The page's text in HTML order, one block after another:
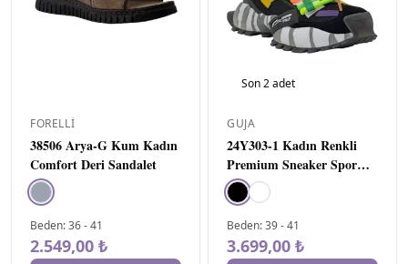
Guja
5
RENK▾
FORELLI
38506 Arya-G Kum Kadın
Comfort Deri Sandalet
Beden:36-41
2.549,00 ₺
Son2adet
GUJA
24Y303-1 Kadın Renkli
Premium Sneaker Spor
Ayakkabı SİYAH
Beden:39-41
3.699,00 ₺